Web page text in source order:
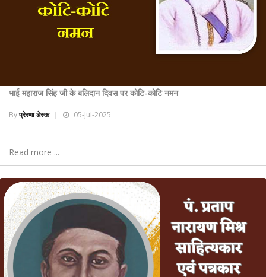
भाई महाराज सिंह जी के बलिदान दिवस पर कोटि-कोटि नमन
Byप्रेरणा डेस्क 05-Jul-2025
Read more ...